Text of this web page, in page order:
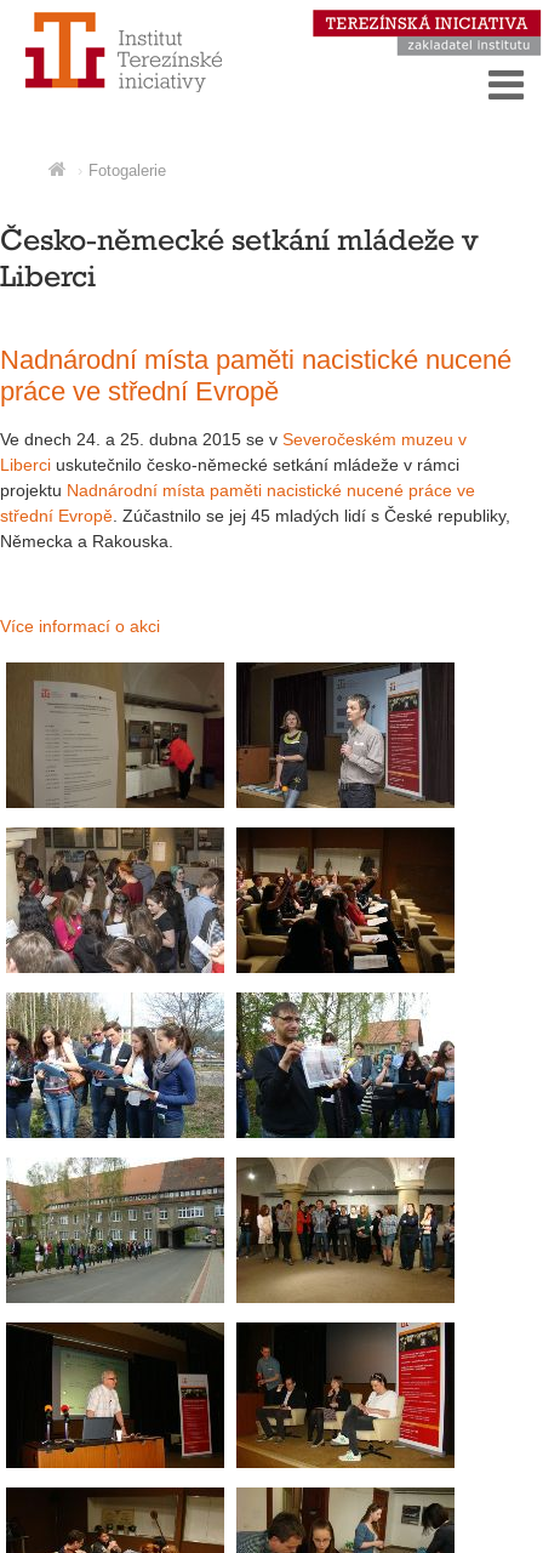
Fotogalerie
Česko-německé setkání mládeže v
Liberci
Nadnárodní místa paměti nacistické nucené
práce ve střední Evropě
Ve dnech 24. a 25. dubna 2015 se v Severočeském muzeu v
Liberci uskutečnilo česko-německé setkání mládeže v rámci
projektu Nadnárodní místa paměti nacistické nucené práce ve
střední Evropě . Zúčastnilo se jej 45 mladých lidí s České republiky,
Německa a Rakouska.
Více informací o akci